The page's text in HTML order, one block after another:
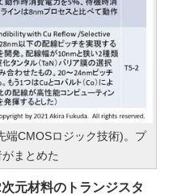
端CMOSロジック技術)。プ
まとめた
元材料のトランジスタ